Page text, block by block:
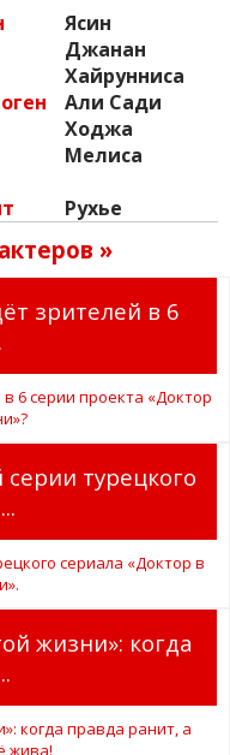
Ясин
Джанан
Хайрунниса
Али Сади
Ходжа
Мелиса
Рухье
»
зрителей в 6
турецкого
жизни»: когда